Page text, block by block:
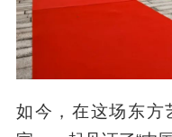
手指，看到了“中国